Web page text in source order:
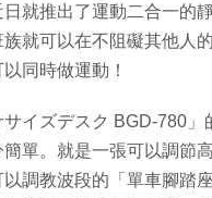
就推出了運動二合一的
就可以在不阻礙其他人
同時做運動！
イズデスク BGD-780」
單。就是一張可以調節
調教波段的「單車腳踏